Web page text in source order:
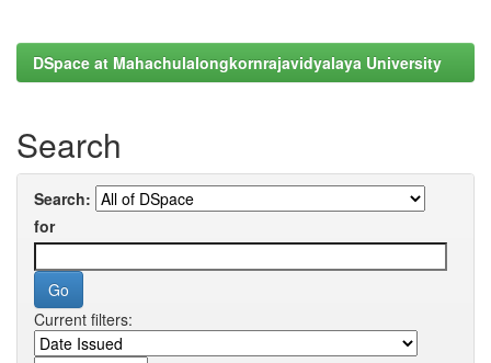
DSpace at Mahachulalongkornrajavidyalaya University
Search
Search:
for
Current filters: